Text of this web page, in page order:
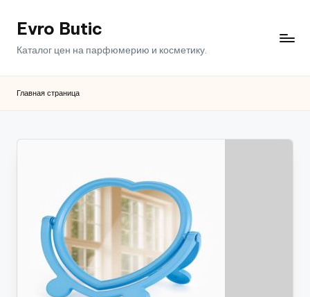
ПерейтиEvro Butic
Каталог цен на парфюмерию и косметику.
Главная страница